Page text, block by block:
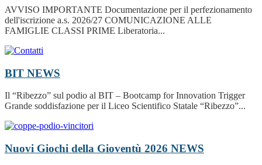
AVVISO IMPORTANTE Documentazione per il perfezionamento
dell'iscrizione a.s. 2026/27 COMUNICAZIONE ALLE
FAMIGLIE CLASSI PRIME Liberatoria...
BIT NEWS
Il “Ribezzo” sul podio al BIT – Bootcamp for Innovation Trigger
Grande soddisfazione per il Liceo Scientifico Statale “Ribezzo”...
Nuovi Giochi della Gioventù 2026 NEWS